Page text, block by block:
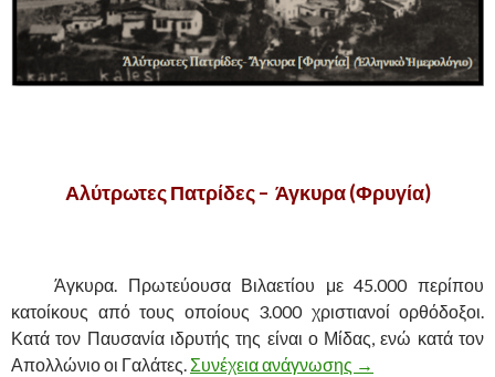
Αλύτρωτες Πατρίδες – Άγκυρα (Φρυγία)
Άγκυρα. Πρωτεύουσα Βιλαετίου με 45.000 περίπου
κατοίκους από τους οποίους 3.000 χριστιανοί ορθόδοξοι.
Κατά τον Παυσανία ιδρυτής της είναι ο Μίδας, ενώ κατά τον
Απολλώνιο οι Γαλάτες. Συνέχεια ανάγνωσης ΑΛΥΤΡΩΤΕΣ
→